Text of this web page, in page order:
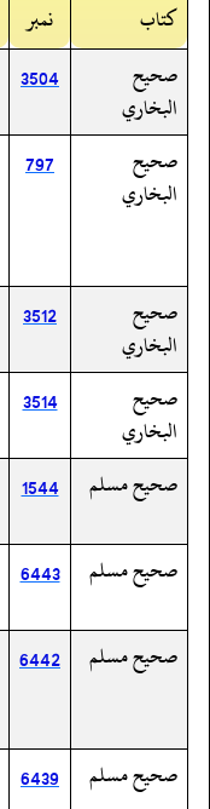
کتاب
نمبر
صحيح
البخاري
3504
صحيح
البخاري
797
صحيح
البخاري
3512
صحيح
البخاري
3514
صحيح مسلم 1544
صحيح مسلم
6443
صحيح مسلم
6442
صحيح مسلم
6439